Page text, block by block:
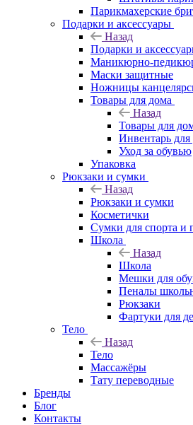
Парикмахерские
Подарки и аксессуары
Назад
Подарки и
Маникюрно-
Маски защитные
Ножницы
Товары для дома
Назад
Товары для
Инвентарь для
Уход за обувью
Упаковка
Рюкзаки и сумки
Назад
Рюкзаки и сумки
Косметички
Сумки для спорта и
Школа
Назад
Школа
Мешки для
Пеналы
Рюкзаки
Фартуки для
Тело
Назад
Тело
Массажёры
Тату переводные
Бренды
Блог
Контакты